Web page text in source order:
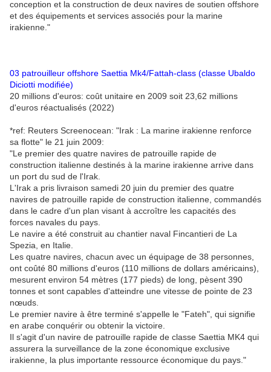
conception et la construction de deux navires de soutien offshore
et des équipements et services associés pour la marine
irakienne."
03 patrouilleur offshore Saettia Mk4/Fattah-class (classe Ubaldo
Diciotti modifiée)
20 millions d'euros: coût unitaire en 2009 soit 23,62 millions
d'euros réactualisés (2022)
*ref: Reuters Screenocean: "Irak : La marine irakienne renforce
sa flotte" le 21 juin 2009:
"Le premier des quatre navires de patrouille rapide de
construction italienne destinés à la marine irakienne arrive dans
un port du sud de l'Irak.
L'Irak a pris livraison samedi 20 juin du premier des quatre
navires de patrouille rapide de construction italienne, commandés
dans le cadre d'un plan visant à accroître les capacités des
forces navales du pays.
Le navire a été construit au chantier naval Fincantieri de La
Spezia, en Italie.
Les quatre navires, chacun avec un équipage de 38 personnes,
ont coûté 80 millions d'euros (110 millions de dollars américains),
mesurent environ 54 mètres (177 pieds) de long, pèsent 390
tonnes et sont capables d'atteindre une vitesse de pointe de 23
nœuds.
Le premier navire à être terminé s'appelle le "Fateh", qui signifie
en arabe conquérir ou obtenir la victoire.
Il s'agit d'un navire de patrouille rapide de classe Saettia MK4 qui
assurera la surveillance de la zone économique exclusive
irakienne, la plus importante ressource économique du pays."